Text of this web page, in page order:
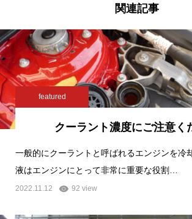
関連記事
featured
クーラント濃度にご注意く
一般的にクーラントと呼ばれるエンジンを冷
液はエンジンにとって非常に重要な役割…
2022.11.12 92 view